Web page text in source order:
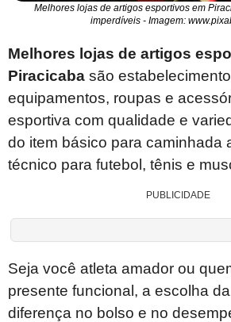
Melhores lojas de artigos esportivos em
imperdíveis - Imagem:
Melhores lojas de artigos
Piracicaba são
equipamentos, roupas e
esportiva com qualidade e
do item básico para caminhada
técnico para futebol, tênis e
PUBLICIDADE
Seja você atleta amador ou
presente funcional, a escolha
diferença no bolso e no